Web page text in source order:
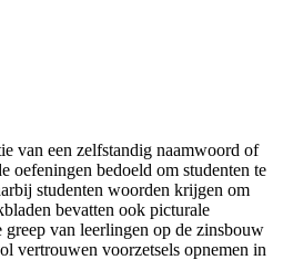
van een zelfstandig naamwoord of
oefeningen bedoeld om studenten te
studenten woorden krijgen om
bevatten ook picturale
van leerlingen op de zinsbouw
vertrouwen voorzetsels opnemen in